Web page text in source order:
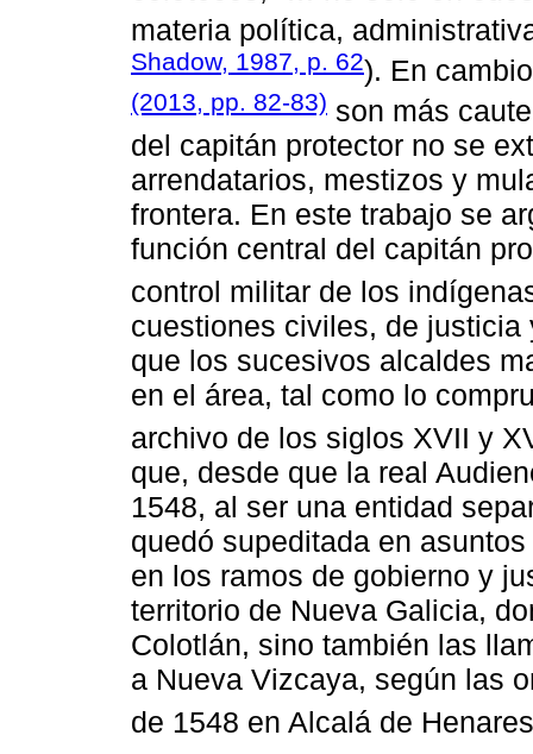
materia política,
Shadow, 1987, p. 62). En cambio
(2013, pp. 82-83) son más
del capitán protector no se
arrendatarios, mestizos y
frontera. En este trabajo se
función central del capitán
control militar de los
cuestiones civiles, de
que los sucesivos alcaldes
en el área, tal como lo
archivo de los siglos XVII y
que, desde que la real
1548, al ser una entidad
quedó supeditada en
en los ramos de gobierno y
territorio de Nueva Galicia,
Colotlán, sino también las
a Nueva Vizcaya, según las
de 1548 en Alcalá de